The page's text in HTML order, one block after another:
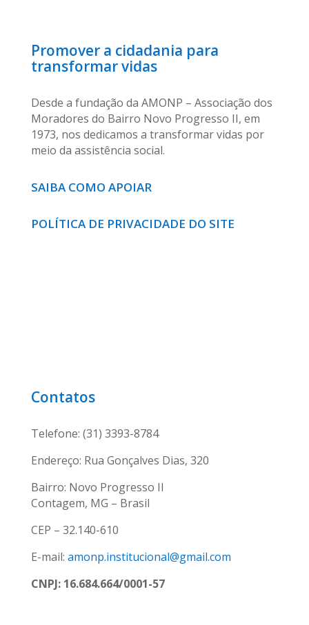
Promover a cidadania para
transformar vidas
Desde a fundação da AMONP – Associação dos
Moradores do Bairro Novo Progresso II, em
1973, nos dedicamos a transformar vidas por
meio da assistência social.
SAIBA COMO APOIAR
POLÍTICA DE PRIVACIDADE DO SITE
Contatos
Telefone: (31) 3393-8784
Endereço: Rua Gonçalves Dias, 320
Bairro: Novo Progresso II
Contagem, MG – Brasil
CEP – 32.140-610
E-mail: amonp.institucional@gmail.com
CNPJ: 16.684.664/0001-57